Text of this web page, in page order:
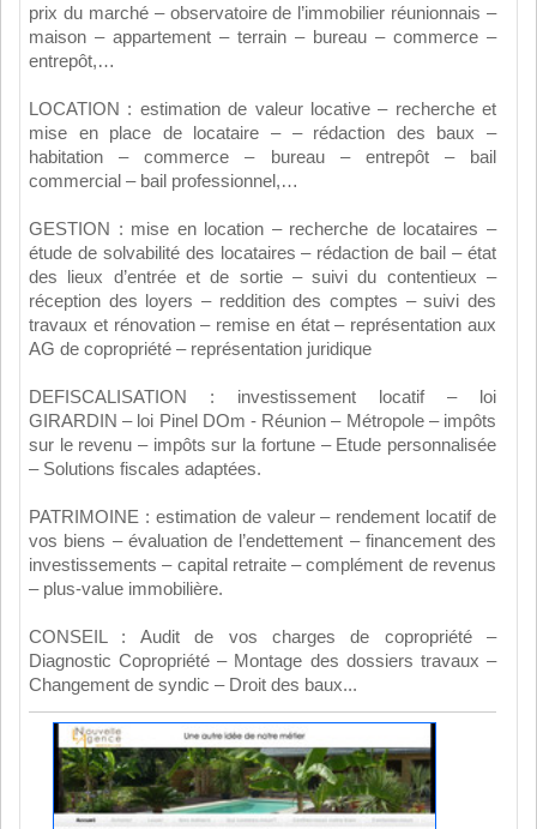
prix du marché – observatoire de l’immobilier réunionnais –
maison – appartement – terrain – bureau – commerce –
entrepôt,…
LOCATION : estimation de valeur locative – recherche et
mise en place de locataire – – rédaction des baux –
habitation – commerce – bureau – entrepôt – bail
commercial – bail professionnel,…
GESTION : mise en location – recherche de locataires –
étude de solvabilité des locataires – rédaction de bail – état
des lieux d’entrée et de sortie – suivi du contentieux –
réception des loyers – reddition des comptes – suivi des
travaux et rénovation – remise en état – représentation aux
AG de copropriété – représentation juridique
DEFISCALISATION : investissement locatif – loi
GIRARDIN – loi Pinel DOm - Réunion – Métropole – impôts
sur le revenu – impôts sur la fortune – Etude personnalisée
– Solutions fiscales adaptées.
PATRIMOINE : estimation de valeur – rendement locatif de
vos biens – évaluation de l’endettement – financement des
investissements – capital retraite – complément de revenus
– plus-value immobilière.
CONSEIL : Audit de vos charges de copropriété –
Diagnostic Copropriété – Montage des dossiers travaux –
Changement de syndic – Droit des baux...